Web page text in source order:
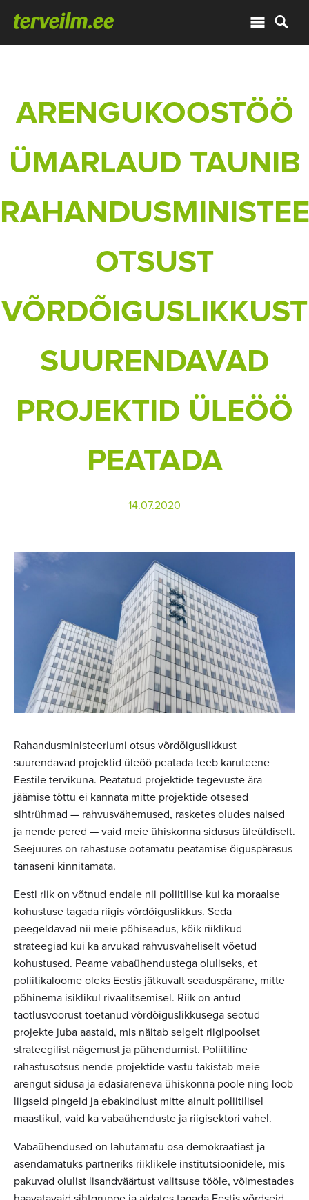
ARENGUKOOSTÖÖ
ÜMARLAUD TAUNIB
OTSUST
VÕRDÕIGUSLIKKUST
SUURENDAVAD
PROJEKTID ÜLEÖÖ
PEATADA
14.07.2020
Rahandusministeeriumi otsus võrdõiguslikkust
suurendavad projektid üleöö peatada teeb karuteene
Eestile tervikuna. Peatatud projektide tegevuste ära
jäämise tõttu ei kannata mitte projektide otsesed
sihtrühmad — rahvusvähemused, rasketes oludes naised
ja nende pered — vaid meie ühiskonna sidusus üleüldiselt.
Seejuures on rahastuse ootamatu peatamise õiguspärasus
tänaseni kinnitamata.
Eesti riik on võtnud endale nii poliitilise kui ka moraalse
kohustuse tagada riigis võrdõiguslikkus. Seda
peegeldavad nii meie põhiseadus, kõik riiklikud
strateegiad kui ka arvukad rahvusvaheliselt võetud
kohustused. Peame vabaühendustega oluliseks, et
poliitikaloome oleks Eestis jätkuvalt seaduspärane, mitte
põhinema isiklikul rivaalitsemisel. Riik on antud
taotlusvoorust toetanud võrdõiguslikkusega seotud
projekte juba aastaid, mis näitab selgelt riigipoolset
strateegilist nägemust ja pühendumist. Poliitiline
rahastusotsus nende projektide vastu takistab meie
arengut sidusa ja edasiareneva ühiskonna poole ning loob
liigseid pingeid ja ebakindlust mitte ainult poliitilisel
maastikul, vaid ka vabaühenduste ja riigisektori vahel.
Vabaühendused on lahutamatu osa demokraatiast ja
asendamatuks partneriks riiklikele institutsioonidele, mis
pakuvad olulist lisandväärtust valitsuse tööle, võimestades